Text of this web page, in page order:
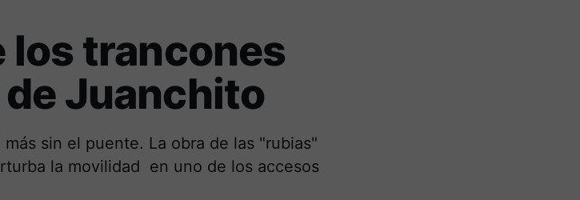
los trancones
Juanchito
sin el puente. La obra de las "rubias"
la movilidad en uno de los accesos